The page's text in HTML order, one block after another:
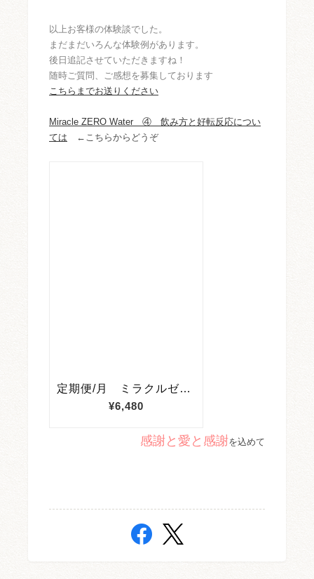
以上お客様の体験談でした。
まだまだいろんな体験例があります。
後日追記させていただきますね！
随時ご質問、ご感想を募集しております
こちらまでお送りください
Miracle ZERO Water ④ 飲み方と好転反応につい
ては ←こちらからどうぞ
感謝と愛と感謝を込めて